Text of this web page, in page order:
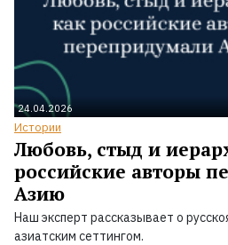
24.04.2026
Истории
Любовь, стыд и
российские авторы
Азию
Наш эксперт рассказывает о
азиатским сеттингом.